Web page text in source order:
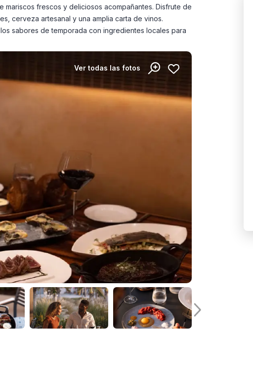
frescos y deliciosos acompañantes. Disfrute de
cerveza artesanal y una amplia carta de vinos.
sabores de temporada con ingredientes locales para
Ver todas las fotos